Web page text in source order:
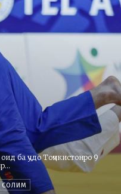
ба ҷудо Тоҷикистонро 9
СОЛИМ